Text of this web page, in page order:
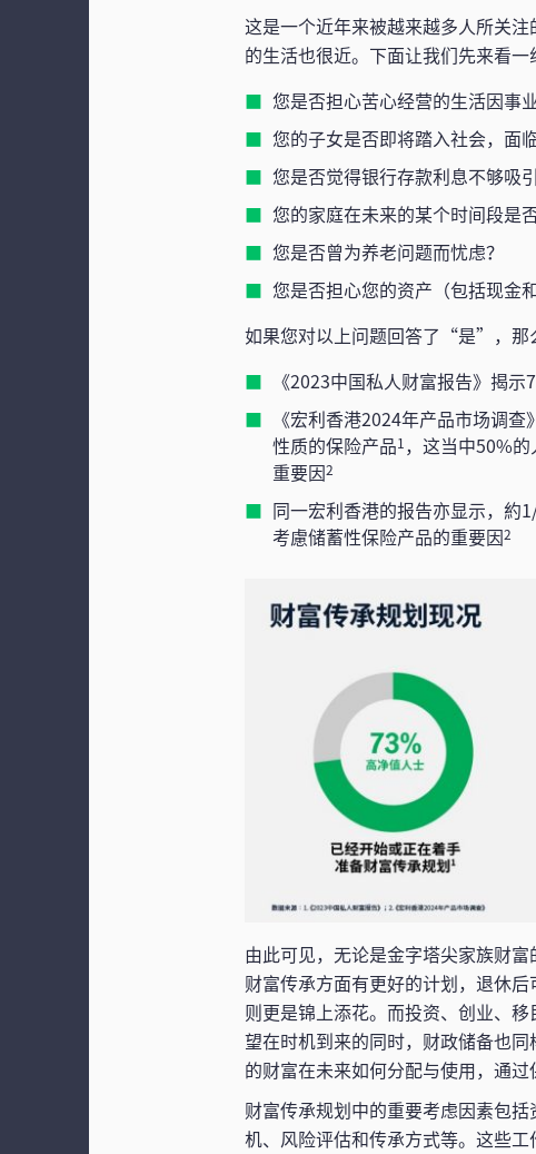
这是一个近年来被越来越多人所关
的生活也很近。下面让我们先来看一
您是否担心苦心经营的生活因事
您的子女是否即将踏入社会，面
您是否觉得银行存款利息不够吸
您的家庭在未来的某个时间段是
您是否曾为养老问题而忧虑？
您是否担心您的资产（包括现金
如果您对以上问题回答了“是”，那
《2023中国私人财富报告》揭
《宏利香港2024年产品市场调
性质的保险产品1，这当中50%
重要因2
同一宏利香港的报告亦显示，約
考慮储蓄性保险产品的重要因2
由此可见，无论是金字塔尖家族财
财富传承方面有更好的计划，退休
则更是锦上添花。而投资、创业、
望在时机到来的同时，财政储备也
的财富在未来如何分配与使用，通
财富传承规划中的重要考虑因素包
机、风险评估和传承方式等。这些工